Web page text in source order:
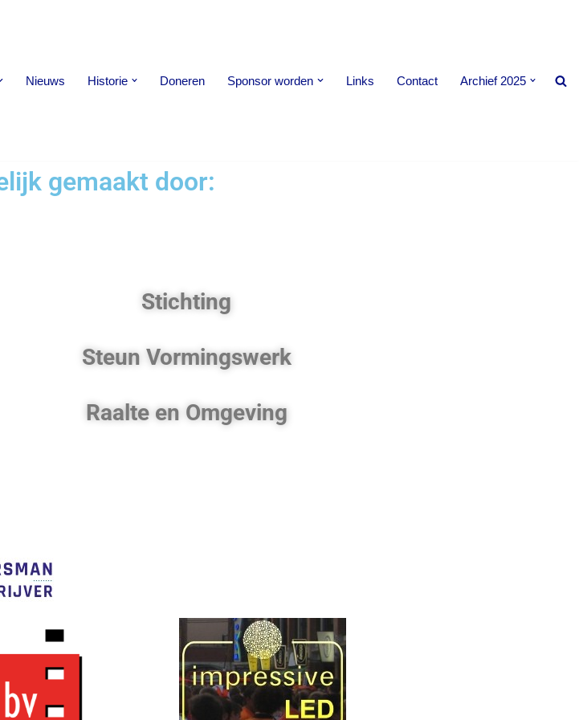
Nieuws Historie Doneren Sponsor worden Links Contact Archief 2025
gemaakt door:
Stichting
Steun Vormingswerk
Raalte en Omgeving